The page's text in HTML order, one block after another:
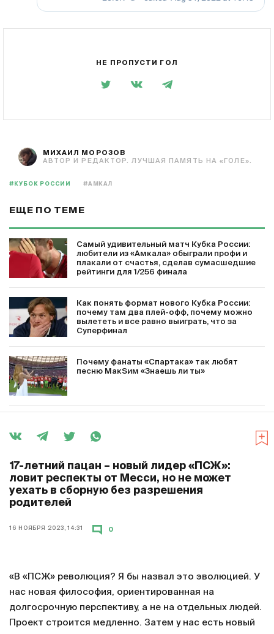
НЕ ПРОПУСТИ ГОЛ
МИХАИЛ МОРОЗОВ
АВТОР И РЕДАКТОР. ЛУЧШАЯ ПАМЯТЬ НА «ГОЛЕ».
#КУБОК РОССИИ #АМКАЛ
ЕЩЕ ПО ТЕМЕ
Самый удивительный матч Кубка России:
любители из «Амкала» обыграли профи и
плакали от счастья, сделав сумасшедшие
рейтинги для 1/256 финала
Как понять формат нового Кубка России:
почему там два плей-офф, почему можно
вылететь и все равно выиграть, что за
Суперфинал
Почему фанаты «Спартака» так любят
песню МакSим «Знаешь ли ты»
17-летний пацан – новый лидер «ПСЖ»:
ловит респекты от Месси, но не может
уехать в сборную без разрешения
родителей
16 НОЯБРЯ 2023, 14:31 0
«В «ПСЖ» революция? Я бы назвал это эволюцией. У
нас новая философия, ориентированная на
долгосрочную перспективу, а не на отдельных людей.
Проект строится медленно. Затем у нас есть новый